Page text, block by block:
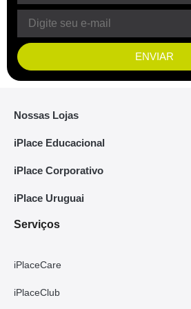
ENVIAR
Nossas Lojas
iPlace Educacional
iPlace Corporativo
iPlace Uruguai
Serviços
iPlaceCare
iPlaceClub